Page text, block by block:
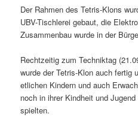
Der Rahmen des Tetris-Klons
UBV-Tischlerei gebaut, die
Zusammenbau wurde in der
Rechtzeitig zum Techniktag
wurde der Tetris-Klon auch fertig
etlichen Kindern und auch
noch in ihrer Kindheit und
spielten.